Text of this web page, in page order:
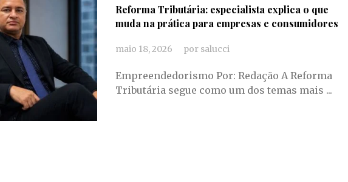
Reforma Tributária: especialista explica o que
muda na prática para empresas e consumidores
maio 18, 2026 por salucci
Empreendedorismo Por: Redação A Reforma
Tributária segue como um dos temas mais ...